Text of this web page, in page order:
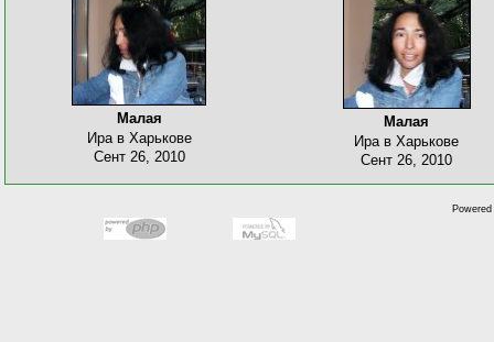
Малая
Ира в Харькове
Сент 26, 2010
Малая
Ира в Харькове
Сент 26, 2010